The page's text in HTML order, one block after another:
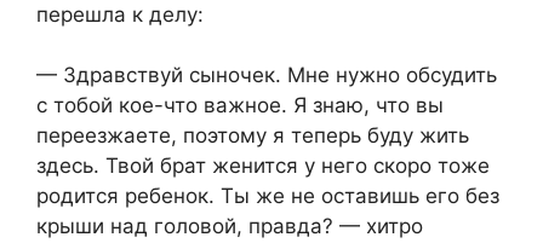
перешла к делу:
— Здравствуй сыночек. Мне нужно обсудить
с тобой кое-что важное. Я знаю, что вы
переезжаете, поэтому я теперь буду жить
здесь. Твой брат женится у него скоро тоже
родится ребенок. Ты же не оставишь его без
крыши над головой, правда? — хитро